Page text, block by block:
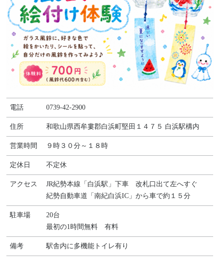
電話 0739-42-2900
住所 和歌山県西牟婁郡白浜町堅田１４７５ 白浜駅構内
営業時間 ９時３０分～１８時
定休日 不定休
アクセス
JR紀勢本線「白浜駅」下車 改札口出て左へすぐ
紀勢自動車道「南紀白浜IC」から車で約１５分
駐車場
20台
最初の1時間無料 有料
備考 駅舎内に多機能トイレ有り